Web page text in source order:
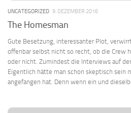
UNCATEGORIZED 9. DEZEMBER 2016
The Homesman
Gute Besetzung, interessanter Plot,
offenbar selbst nicht so recht, ob die Crew
oder nicht. Zumindest die Interviews auf der
Eigentlich hätte man schon skeptisch sein
angefangen hat. Denn wenn ein und